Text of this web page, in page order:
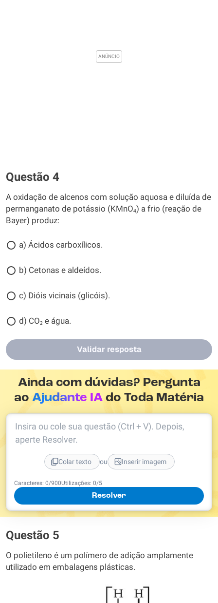
Questão 4
A oxidação de alcenos com solução aquosa e diluída de
permanganato de potássio (KMnO₄) a frio (reação de
Bayer) produz:
a) Ácidos carboxílicos.
b) Cetonas e aldeídos.
c) Dióis vicinais (glicóis).
d) CO₂ e água.
Validar resposta
Ainda com dúvidas? Pergunta
aoAjudante IA do Toda Matéria
Caracteres: 0/900Utilizações: 0/5
Resolver
Insira ou cole sua questão (Ctrl + V). Depois,
aperte Resolver.
Colar texto ou Inserir imagem
Questão 5
O polietileno é um polímero de adição amplamente
utilizado em embalagens plásticas.